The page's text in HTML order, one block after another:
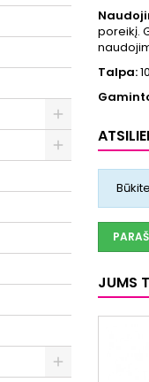
poreikį.
Talpa:
JUMS